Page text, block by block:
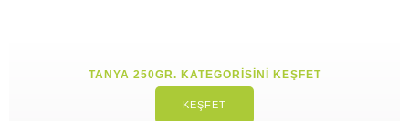
TANYA 250GR. KATEGORISINI KEŞFET
KEŞFET